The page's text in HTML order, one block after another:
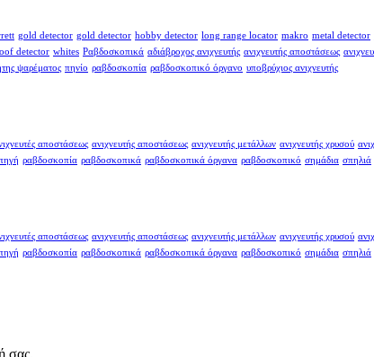
gold detector gold detector hobby detector long range locator makro metal detector
detector whites Ραβδοσκοπικά αδιάβροχος ανιχνευτής ανιχνευτής αποστάσεως
ψαρέματος πηνίο ραβδοσκοπία ραβδοσκοπικό όργανο υποβρύχιος ανιχνευτής
αποστάσεως ανιχνευτής αποστάσεως ανιχνευτής μετάλλων ανιχνευτής χρυσού
ραβδοσκοπία ραβδοσκοπικά ραβδοσκοπικά όργανα ραβδοσκοπικό σημάδια σπηλιά
αποστάσεως ανιχνευτής αποστάσεως ανιχνευτής μετάλλων ανιχνευτής χρυσού
ραβδοσκοπία ραβδοσκοπικά ραβδοσκοπικά όργανα ραβδοσκοπικό σημάδια σπηλιά